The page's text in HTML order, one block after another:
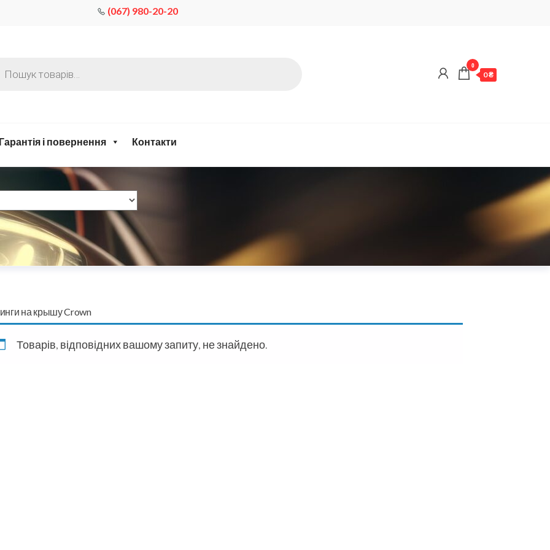
(067) 980-20-20
0
0 ₴
і повернення Контакти
на крышу Crown
Товарів, відповідних вашому запиту, не знайдено.